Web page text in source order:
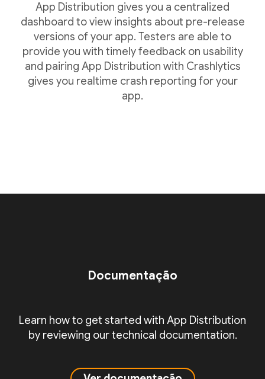
App Distribution gives you a centralized
dashboard to view insights about pre-release
versions of your app. Testers are able to
provide you with timely feedback on usability
and pairing App Distribution with Crashlytics
gives you realtime crash reporting for your
app.
Documentação
Learn how to get started with App Distribution
by reviewing our technical documentation.